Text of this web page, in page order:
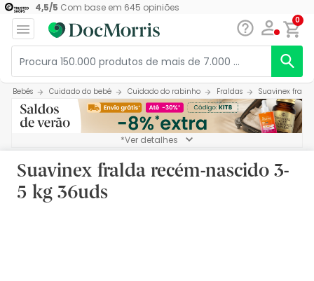
4,5/5 Com base em 645 opiniões
0
Bebés Cuidado do bebé Cuidado do rabinho Fraldas Suavinex
*Ver detalhes
Suavinex fralda recém-nascido 3-
5 kg 36uds